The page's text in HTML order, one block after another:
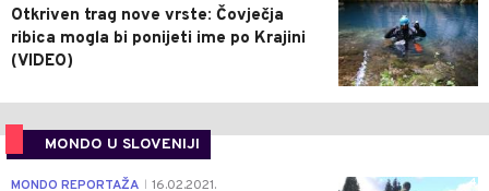
Otkriven trag nove vrste: Čovječja
ribica mogla bi ponijeti ime po Krajini
(VIDEO)
MONDO U SLOVENIJI
4
MONDO REPORTAŽA 16.02.2021.